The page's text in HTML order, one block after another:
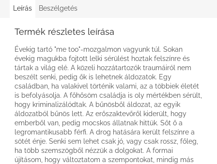
Leírás Beszélgetés
Termék részletes leírása
Évekig tartó "me too"-mozgalmon vagyunk túl. Sokan
évekig magukba fojtott lelki sérülést hoztak felszínre és
tártak a világ elé. A közeli hozzátartozók traumáiról nem
beszélt senki, pedig ők is lehetnek áldozatok. Egy
családban, ha valakivel történik valami, az a többiek életét
is befolyásolja. A főhősöm családja is oly mértékben sérült,
hogy kriminalizálódtak. A bűnösből áldozat, az egyik
áldozatból bűnös lett. Az erőszaktevőről kiderült, hogy
emberből van, pedig mocskos állatnak hittük. Sőt ő a
legromantikusabb férfi. A drog hatására került felszínre a
sötét énje. Senki sem lehet csak jó, vagy csak rossz, főleg,
ha több szemszögből nézzük a dolgokat. A formai
újításom, hogy változtatom a szempontokat, mindig más